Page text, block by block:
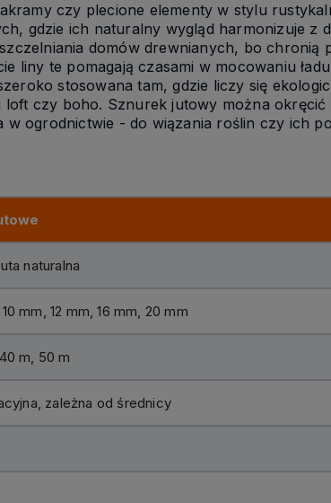
czy plecione elementy w stylu
gdzie ich naturalny wygląd harmonizuje z
domów drewnianych, bo chronią
liny te pomagają czasami w mocowaniu
stosowana tam, gdzie liczy się
czy boho. Sznurek jutowy można okręcić
ogrodnictwie - do wiązania roślin czy ich
naturalna
mm, 12 mm, 16 mm, 20 mm
m, 50 m
zależna od średnicy